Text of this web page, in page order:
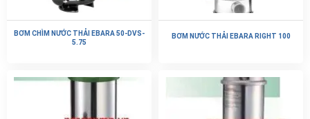
BƠM CHÌM NƯỚC THẢI EBARA 50-DVS-
5.75
BƠM NƯỚC THẢI EBARA RIGHT 100